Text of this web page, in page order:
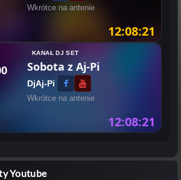
Wkrótce na antenie
12:08:21
KANAŁ DJ SET
Sobota z Aj-Pi
DjAj-Pi
Wkrótce na antenie
12:08:21
Youtube